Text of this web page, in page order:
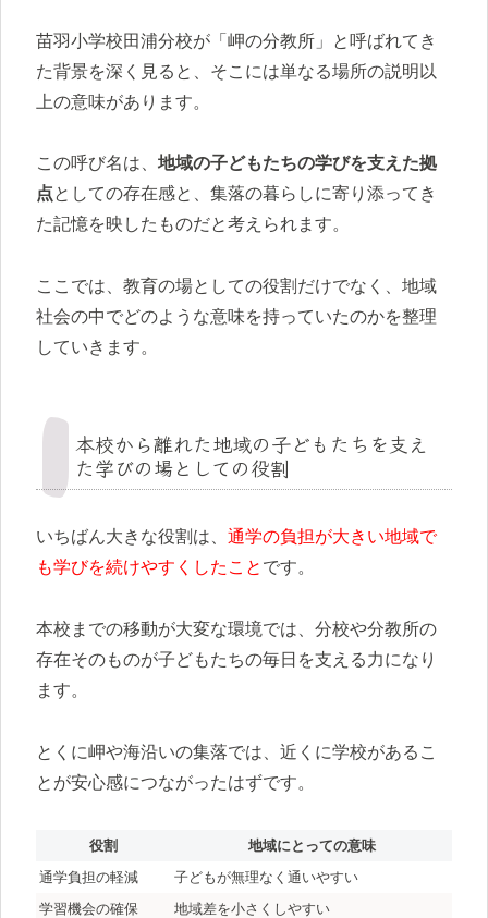
苗羽小学校田浦分校が「岬の分教所」と呼ばれてき
た背景を深く見ると、そこには単なる場所の説明以
上の意味があります。
この呼び名は、 地域の子どもたちの学びを支えた拠
点としての存在感と、集落の暮らしに寄り添ってき
た記憶を映したものだと考えられます。
ここでは、教育の場としての役割だけでなく、地域
社会の中でどのような意味を持っていたのかを整理
していきます。
本校から離れた地域の子どもたちを支え
た学びの場としての役割
いちばん大きな役割は、 通学の負担が大きい地域で
も学びを続けやすくしたこと です。
本校までの移動が大変な環境では、分校や分教所の
存在そのものが子どもたちの毎日を支える力になり
ます。
とくに岬や海沿いの集落では、近くに学校があるこ
とが安心感につながったはずです。
役割
地域にとっての意味
通学負担の軽減
子どもが無理なく通いやすい
学習機会の確保
地域差を小さくしやすい